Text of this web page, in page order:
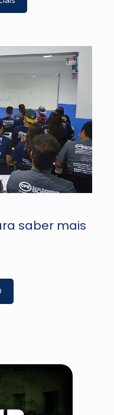
saber mais